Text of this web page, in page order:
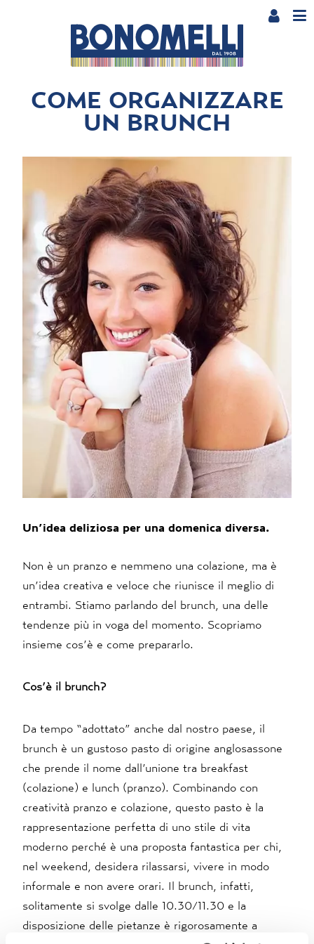
COME ORGANIZZARE
UN BRUNCH
Un’idea deliziosa per una domenica diversa.
Non è un pranzo e nemmeno una colazione, ma è
un’idea creativa e veloce che riunisce il meglio di
entrambi. Stiamo parlando del brunch, una delle
tendenze più in voga del momento. Scopriamo
insieme cos’è e come prepararlo.
Cos’è il brunch?
Da tempo “adottato” anche dal nostro paese, il
brunch è un gustoso pasto di origine anglosassone
che prende il nome dall’unione tra breakfast
(colazione) e lunch (pranzo). Combinando con
creatività pranzo e colazione, questo pasto è la
rappresentazione perfetta di uno stile di vita
moderno perché è una proposta fantastica per chi,
nel weekend, desidera rilassarsi, vivere in modo
informale e non avere orari. Il brunch, infatti,
solitamente si svolge dalle 10.30/11.30 e la
disposizione delle pietanze è rigorosamente a